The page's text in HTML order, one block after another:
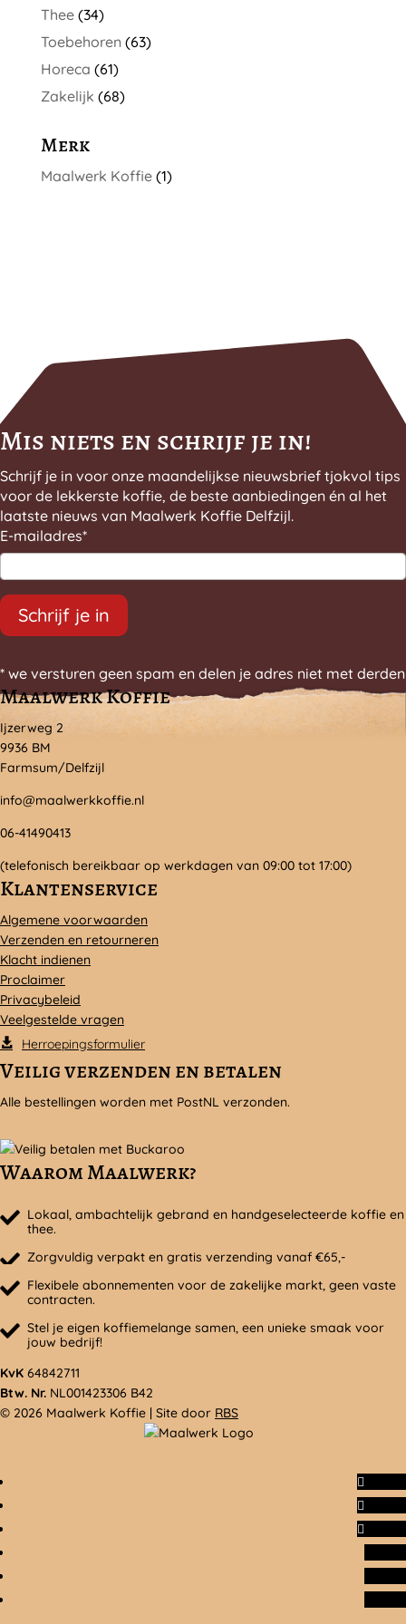
Thee (34)
Toebehoren (63)
Horeca (61)
Zakelijk (68)
Merk
Maalwerk Koffie (1)
Mis niets en schrijf je in!
Schrijf je in voor onze maandelijkse nieuwsbrief tjokvol tips
voor de lekkerste koffie, de beste aanbiedingen én al het
laatste nieuws van Maalwerk Koffie Delfzijl.
E-mailadres*
Schrijf je in
* we versturen geen spam en delen je adres niet met derden
Maalwerk Koffie
Ijzerweg 2
9936 BM
Farmsum/Delfzijl
info@maalwerkkoffie.nl
06-41490413
(telefonisch bereikbaar op werkdagen van 09:00 tot 17:00)
Klantenservice
Algemene voorwaarden
Verzenden en retourneren
Klacht indienen
Proclaimer
Privacybeleid
Veelgestelde vragen
Herroepingsformulier
Veilig verzenden en betalen
Alle bestellingen worden met PostNL verzonden.
Waarom Maalwerk?
Lokaal, ambachtelijk gebrand en handgeselecteerde koffie en
thee.
Zorgvuldig verpakt en gratis verzending vanaf €65,-
Flexibele abonnementen voor de zakelijke markt, geen vaste
contracten.
Stel je eigen koffiemelange samen, een unieke smaak voor
jouw bedrijf!
KvK 64842711
Btw. Nr. NL001423306 B42
© 2026 Maalwerk Koffie | Site door RBS